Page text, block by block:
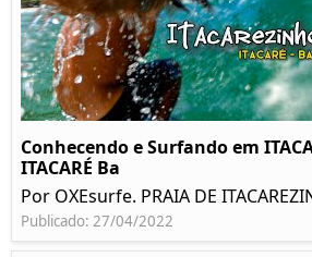
Conhecendo e Surfando em
ITACARÉ Ba
Por OXEsurfe. PRAIA DE
Publicado: 27/04/2022